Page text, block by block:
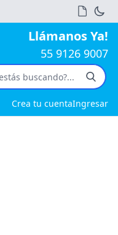
Llámanos Ya!
55 9126 9007
Crea tu cuentaIngresar